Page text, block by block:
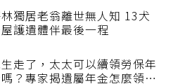
林獨居老翁離世無人知 13犬
屋護遺體伴最後一程
生走了，太太可以續領勞保年